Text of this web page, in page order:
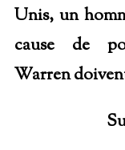
Unis, un
cause de
Warren